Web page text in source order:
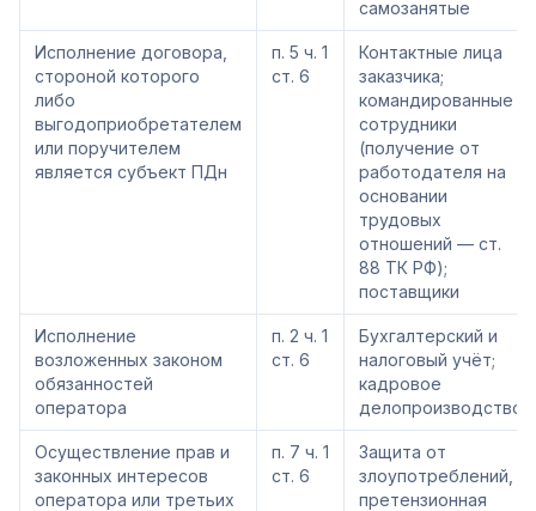
самозанятые
Исполнение договора,
стороной которого
либо
выгодоприобретателем
или поручителем
является субъект ПДн
п. 5 ч. 1
ст. 6
Контактные лица
заказчика;
командированные
сотрудники
(получение от
работодателя на
основании
трудовых
отношений — ст.
88 ТК РФ);
поставщики
Исполнение
возложенных законом
обязанностей
оператора
п. 2 ч. 1
ст. 6
Бухгалтерский и
налоговый учёт;
кадровое
делопроизводство
Осуществление прав и
законных интересов
оператора или третьих
п. 7 ч. 1
ст. 6
Защита от
злоупотреблений,
претензионная